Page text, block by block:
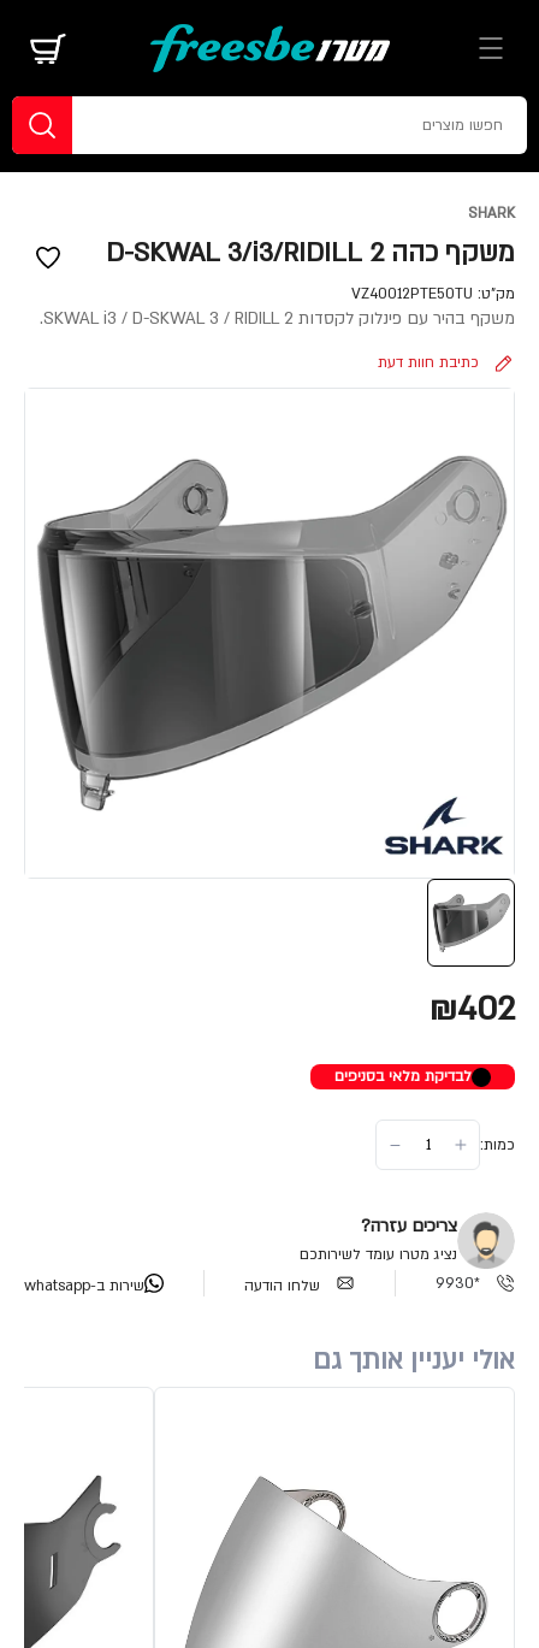
SHARK
משקף כהה D-SKWAL 3/i3/RIDILL 2
מק"ט: VZ40012PTE50TU
משקף בהיר עם פינלוק לקסדות SKWAL i3 / D-SKWAL 3 / RIDILL 2.
כתיבת חוות דעת
₪402
לבדיקת מלאי בסניפים
כמות:
צריכים עזרה?
נציג מטרו עומד לשירותכם
*9930
שלחו הודעה שירות ב-whatsapp
אולי יעניין אותך גם